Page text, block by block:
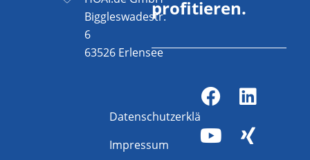
Biggleswadestr.
6
63526 Erlensee
profitieren.
Datenschutzerklärung
Impressum